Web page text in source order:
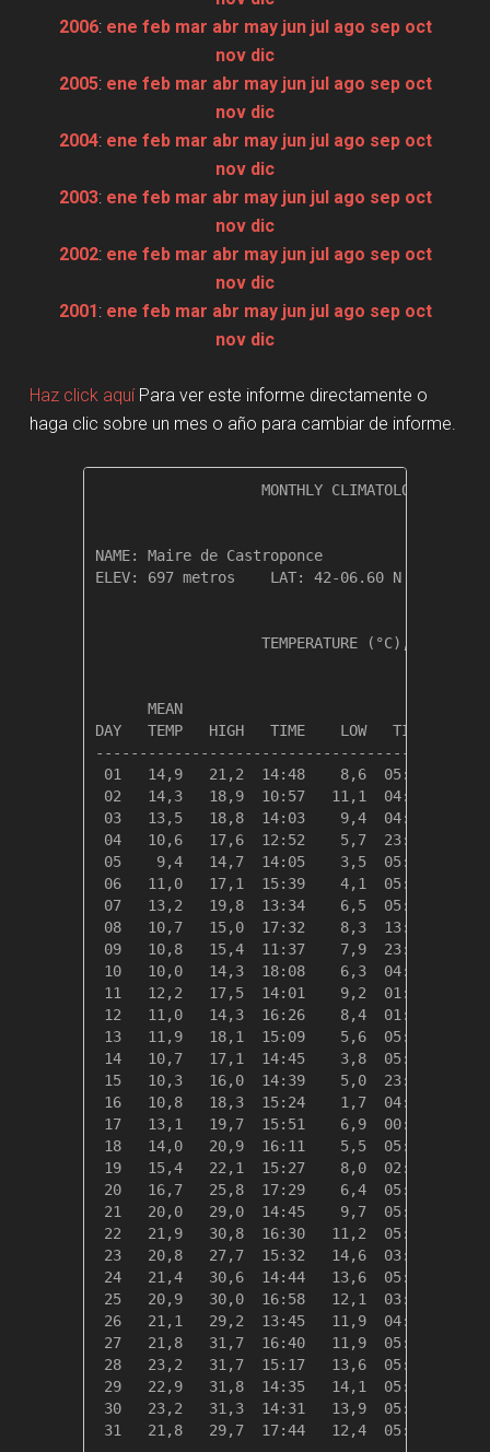
2006: ene feb mar abr may jun jul ago sep oct
nov dic
2005: ene feb mar abr may jun jul ago sep oct
nov dic
2004: ene feb mar abr may jun jul ago sep oct
nov dic
2003: ene feb mar abr may jun jul ago sep oct
nov dic
2002: ene feb mar abr may jun jul ago sep oct
nov dic
2001: ene feb mar abr may jun jul ago sep oct
nov dic
Haz click aquíPara ver este informe directamente o
haga clic sobre un mes o año para cambiar de informe.
MONTHLY CLIMATOLOGICAL
NAME: Maire de Castroponce
ELEV: 697 metros    LAT: 42-06.60 N    LONG:
TEMPERATURE (°C), RAIN
MEAN
DAY   TEMP   HIGH   TIME    LOW   TIME
01   14,9   21,2  14:48    8,6  05:51
02   14,3   18,9  10:57   11,1  04:44
03   13,5   18,8  14:03    9,4  04:07
04   10,6   17,6  12:52    5,7  23:59
05    9,4   14,7  14:05    3,5  05:40
06   11,0   17,1  15:39    4,1  05:08
07   13,2   19,8  13:34    6,5  05:43
08   10,7   15,0  17:32    8,3  13:10
09   10,8   15,4  11:37    7,9  23:59
10   10,0   14,3  18:08    6,3  04:04
11   12,2   17,5  14:01    9,2  01:56
12   11,0   14,3  16:26    8,4  01:40
13   11,9   18,1  15:09    5,6  05:22
14   10,7   17,1  14:45    3,8  05:30
15   10,3   16,0  14:39    5,0  23:59
16   10,8   18,3  15:24    1,7  04:54
17   13,1   19,7  15:51    6,9  00:36
18   14,0   20,9  16:11    5,5  05:15
19   15,4   22,1  15:27    8,0  02:15
20   16,7   25,8  17:29    6,4  05:16
21   20,0   29,0  14:45    9,7  05:16
22   21,9   30,8  16:30   11,2  05:24
23   20,8   27,7  15:32   14,6  03:47
24   21,4   30,6  14:44   13,6  05:11
25   20,9   30,0  16:58   12,1  03:51
26   21,1   29,2  13:45   11,9  04:54
27   21,8   31,7  16:40   11,9  05:34
28   23,2   31,7  15:17   13,6  05:22
29   22,9   31,8  14:35   14,1  05:35
30   23,2   31,3  14:31   13,9  05:04
31   21,8   29,7  17:44   12,4  05:17